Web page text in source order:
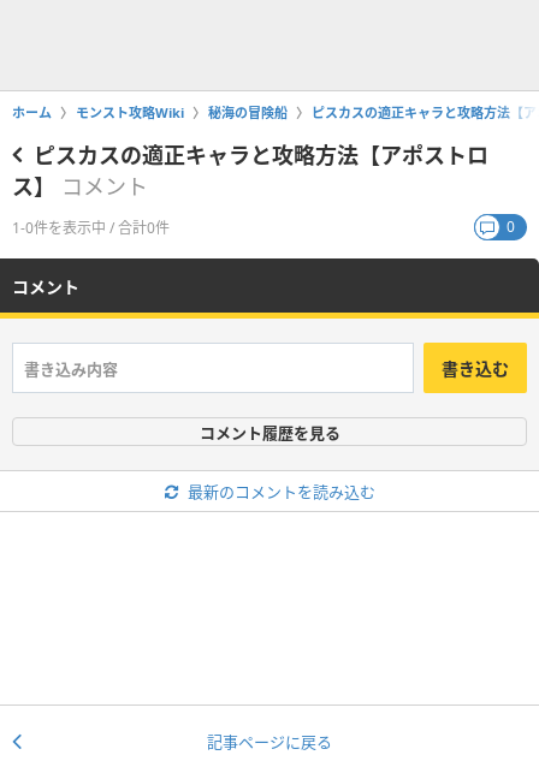
ホーム モンスト攻略Wiki 秘海の冒険船 ピスカスの適正キャラと攻略方法【
ピスカスの適正キャラと攻略方法【アポストロ
ス】
コメント
1-0件を表示中 / 合計0件 0
コメント
書き込む
コメント履歴を見る
最新のコメントを読み込む
記事ページに戻る